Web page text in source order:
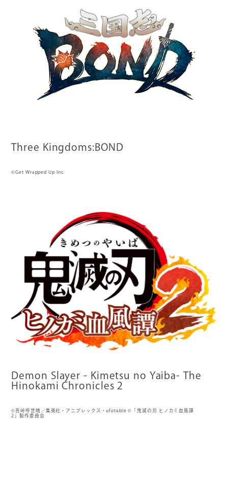
Three Kingdoms:BOND
©Get Wrapped Up Inc.
Demon Slayer - Kimetsu no Yaiba- The
Hinokami Chronicles 2
©吾峠呼世晴／集英社・アニプレックス・ufotable ©「鬼滅の刃 ヒノカミ血風譚
2」製作委員会